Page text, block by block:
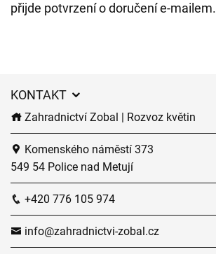
přijde potvrzení o doručení e-mailem.
KONTAKT
Zahradnictví Zobal | Rozvoz květin
Komenského náměstí 373
549 54 Police nad Metují
+420 776 105 974
info@zahradnictvi-zobal.cz